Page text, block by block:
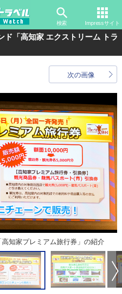
検索 Impressサイト
ド「高知家 エクストリーム トラ
次の画像
知家プレミアム旅行券」の紹介